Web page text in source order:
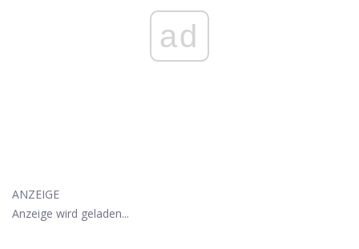
ad
ANZEIGE
Anzeige wird geladen...